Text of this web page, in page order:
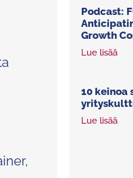
Podcast:
Growth
Lue lisää
10 keinoa
Lue lisää